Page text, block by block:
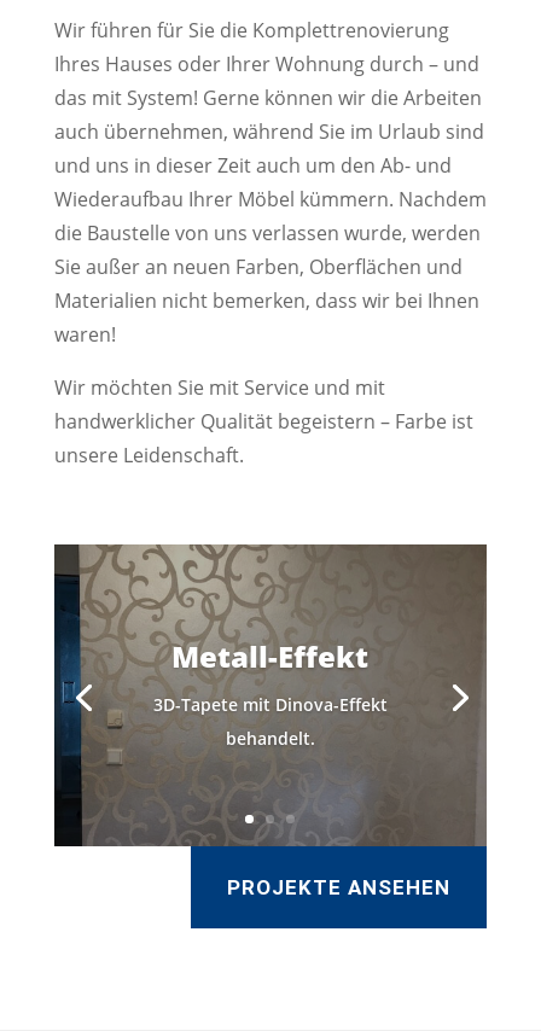
Wir führen für Sie die Komplettrenovierung
Ihres Hauses oder Ihrer Wohnung durch – und
das mit System! Gerne können wir die Arbeiten
auch übernehmen, während Sie im Urlaub sind
und uns in dieser Zeit auch um den Ab- und
Wiederaufbau Ihrer Möbel kümmern. Nachdem
die Baustelle von uns verlassen wurde, werden
Sie außer an neuen Farben, Oberflächen und
Materialien nicht bemerken, dass wir bei Ihnen
waren!
Wir möchten Sie mit Service und mit
handwerklicher Qualität begeistern – Farbe ist
unsere Leidenschaft.
Metall-Effekt
3D-Tapete mit Dinova-Effekt
behandelt.
PROJEKTE ANSEHEN